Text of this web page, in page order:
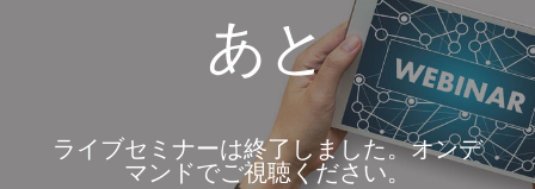
あと
ライブセミナーは終了しました。オンデ
マンドでご視聴ください。